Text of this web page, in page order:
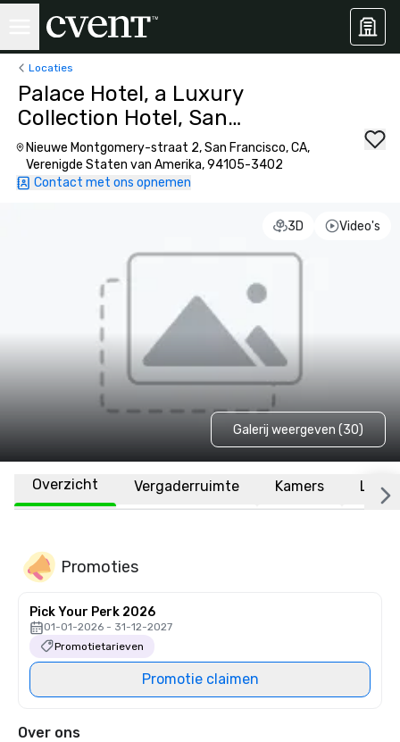
Locaties
Palace Hotel, a Luxury
Collection Hotel, San
Francisco
Nieuwe Montgomery-straat 2, San Francisco, CA,
Verenigde Staten van Amerika, 94105-3402
Contact met ons opnemen
3D Video's
Galerij weergeven (30)
Overzicht Vergaderruimte Kamers
Promoties
Pick Your Perk 2026
01-01-2026 - 31-12-2027
Promotietarieven
Promotie claimen
Over ons